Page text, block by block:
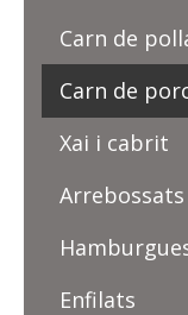
Carn de
Carn de
Xai i cabrit
Enfilats